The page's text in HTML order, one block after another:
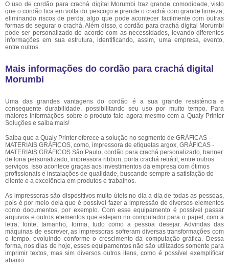
O uso de cordão para crachá digital Morumbi traz grande comodidade, visto
que o cordão fica em volta do pescoço e prende o crachá com grande firmeza,
eliminando riscos de perda, algo que pode acontecer facilmente com outras
formas de segurar o crachá. Além disso, o cordão para crachá digital Morumbi
pode ser personalizado de acordo com as necessidades, levando diferentes
informações em sua estrutura, identificando, assim, uma empresa, evento,
entre outros.
Mais informações do cordão para crachá digital
Morumbi
Uma das grandes vantagens do cordão é a sua grande resistência e
consequente durabilidade, possibilitando seu uso por muito tempo. Para
maiores informações sobre o produto fale agora mesmo com a Qualy Printer
Soluções e saiba mais!
Saiba que a Qualy Printer oferece a solução no segmento de GRÁFICAS -
MATERIAIS GRÁFICOS, como, impressora de etiquetas argox, GRÁFICAS -
MATERIAIS GRÁFICOS São Paulo, cordão para crachá personalizado, banner
de lona personalizado, impressora ribbon, porta crachá retrátil, entre outros
serviços. Isso acontece graças aos investimentos da empresa com ótimos
profissionais e instalações de qualidade, buscando sempre a satisfação do
cliente e a excelência em produtos e trabalhos.
As impressoras são dispositivos muito úteis no dia a dia de todas as pessoas,
pois é por meio dela que é possível fazer a impressão de diversos elementos
como documentos, por exemplo. Com esse equipamento é possível passar
arquivos e outros elementos que estejam no computador para o papel, com a
letra, fonte, tamanho, forma, tudo como a pessoa desejar. Advindas das
máquinas de escrever, as impressoras sofreram diversas transformações com
o tempo, evoluindo conforme o crescimento da computação gráfica. Dessa
forma, nos dias de hoje, esses equipamentos não são utilizados somente para
imprimir textos, mas sim diversos outros itens, como é possível exemplificar
abaixo: